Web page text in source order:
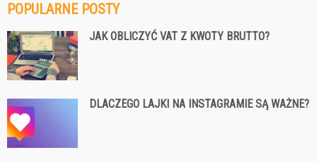
POPULARNE POSTY
JAK OBLICZYĆ VAT Z KWOTY BRUTTO?
DLACZEGO LAJKI NA INSTAGRAMIE SĄ WAŻNE?